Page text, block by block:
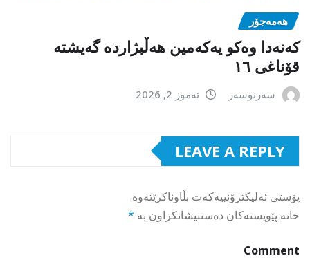
هەمەجۆر
کەنەدا وەکو یەکەمین ھەڵبژاردە گەیشتە
قۆناغی ١٦
سەرنوسەر تەموز 2, 2026
LEAVE A REPLY
پۆستی ئەلیکترۆنییەکەت بڵاوناکرێتەوە.
خانە پێویستەکان دەستنیشانکراون بە *
Comment